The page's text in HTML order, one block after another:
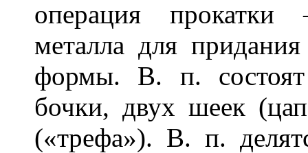
операция
металла для
формы. В. п.
бочки, двух шеек
(«трефа»). В. п.